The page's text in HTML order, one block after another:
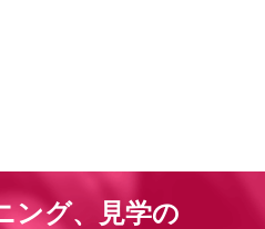
ング、見学の